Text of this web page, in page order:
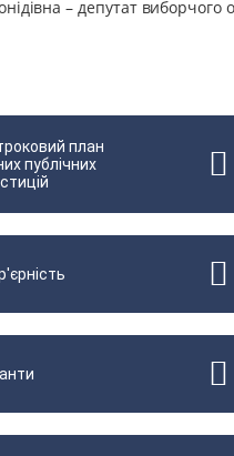
– депутат виборчого
план
публічних